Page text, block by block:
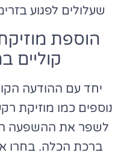
שעלולים לפגוע
הוספת
קוליים
יחד עם ההודעה
נוספים כמו מוזיקת
לשפר את ההשפעה
ברכת הכלה. בחרו